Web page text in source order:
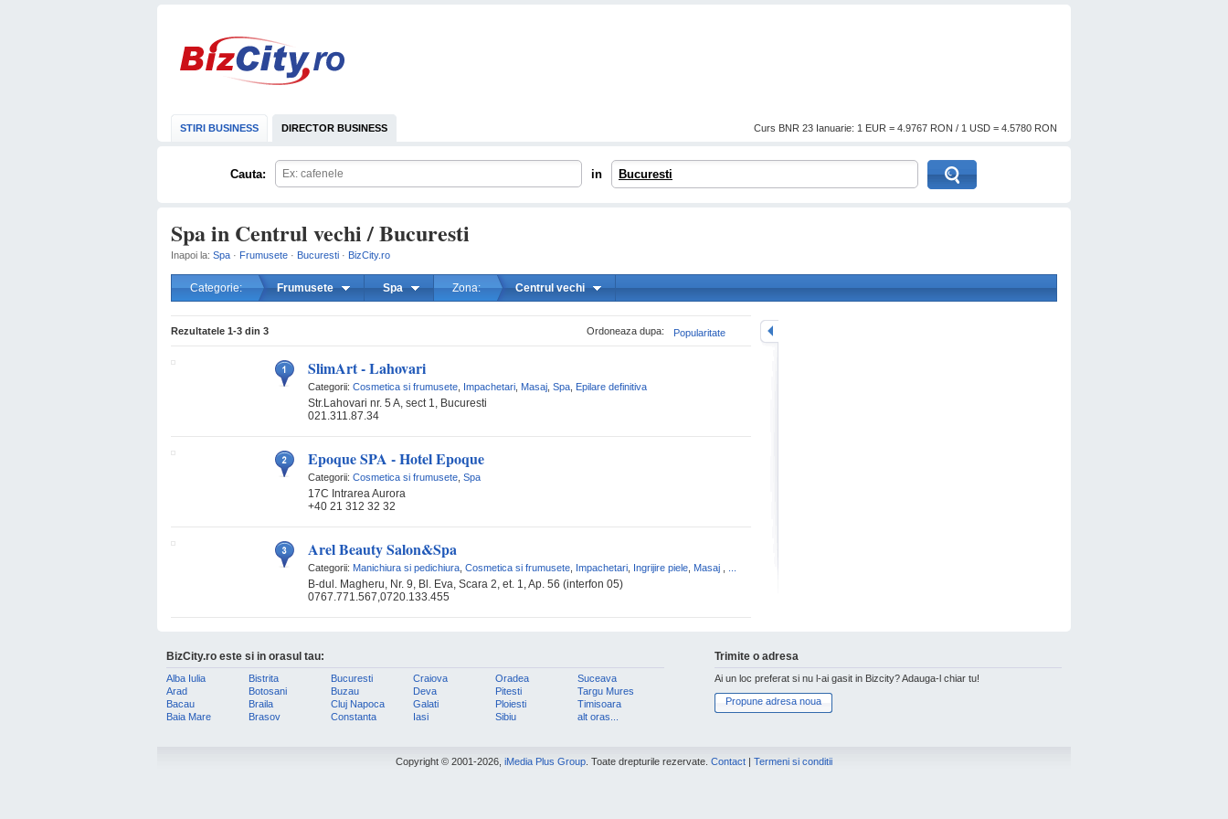
STIRI BUSINESS DIRECTOR BUSINESS Curs BNR 23 Ianuarie: 1 EUR = 4.9767 RON / 1 USD = 4.5780 RON
Cauta: in Bucuresti
Spa in Centrul vechi / Bucuresti
Inapoi la: Spa · Frumusete · Bucuresti · BizCity.ro
Categorie: Frumusete Spa Zona: Centrul vechi
Popularitate
Ordoneaza dupa:
Rezultatele 1-3 din 3
SlimArt - Lahovari
Categorii: Cosmetica si frumusete Impachetari Masaj Spa Epilare definitiva
Str.Lahovari nr. 5 A, sect 1, Bucuresti
021.311.87.34
Epoque SPA - Hotel Epoque
Categorii: Cosmetica si frumusete Spa
17C Intrarea Aurora
+40 21 312 32 32
Arel Beauty Salon&Spa
Categorii: Manichiura si pedichiura Cosmetica si frumusete Impachetari Ingrijire piele Masaj
B-dul. Magheru, Nr. 9, Bl. Eva, Scara 2, et. 1, Ap. 56 (interfon 05)
0767.771.567,0720.133.455
BizCity.ro este si in orasul tau:
Alba Iulia
Arad
Bacau
Baia Mare
Bistrita
Botosani
Braila
Brasov
Bucuresti
Buzau
Cluj Napoca
Constanta
Craiova
Deva
Galati
Iasi
Oradea
Pitesti
Ploiesti
Sibiu
Suceava
Targu Mures
Timisoara
alt oras...
Trimite o adresa
Ai un loc preferat si nu l-ai gasit in Bizcity? Adauga-l chiar tu!
Propune adresa noua
Copyright © 2001-2026, iMedia Plus Group . Toate drepturile rezervate. Contact | Termeni si conditii